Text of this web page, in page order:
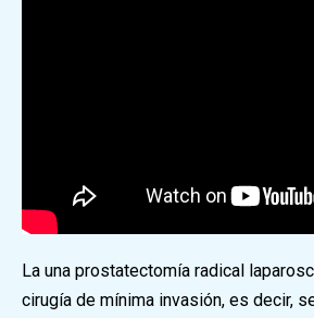
La una prostatectomía radical
cirugía de mínima invasión, es decir,